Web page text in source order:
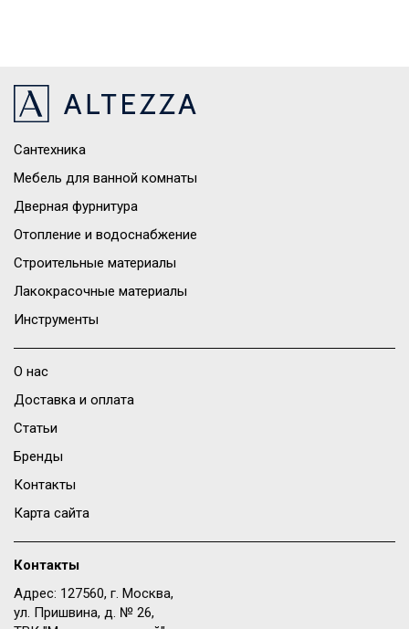
Сантехника
Мебель для ванной комнаты
Дверная фурнитура
Отопление и водоснабжение
Строительные материалы
Лакокрасочные материалы
Инструменты
О нас
Доставка и оплата
Статьи
Бренды
Контакты
Карта сайта
Контакты
Адрес: 127560, г. Москва,
ул. Пришвина, д. № 26,